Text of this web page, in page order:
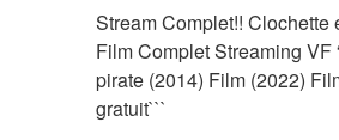
Stream Complet!! Clochette
Film Complet Streaming
pirate (2014) Film (2022)
gratuit```